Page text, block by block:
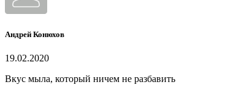
Андрей Конюхов
19.02.2020
Вкус мыла, который ничем не разбавить